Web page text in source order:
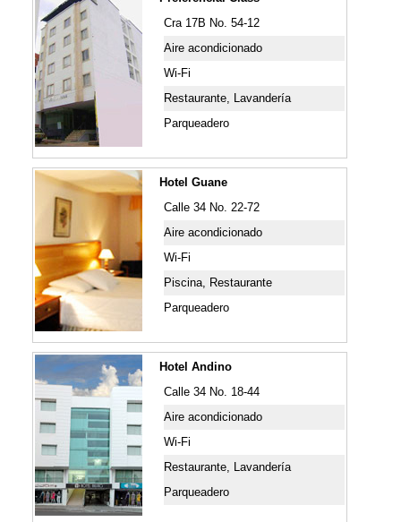
Cra 17B No. 54-12
Aire acondicionado
Wi-Fi
Restaurante, Lavandería
Parqueadero
Hotel Guane
Calle 34 No. 22-72
Aire acondicionado
Wi-Fi
Piscina, Restaurante
Parqueadero
Hotel Andino
Calle 34 No. 18-44
Aire acondicionado
Wi-Fi
Restaurante, Lavandería
Parqueadero